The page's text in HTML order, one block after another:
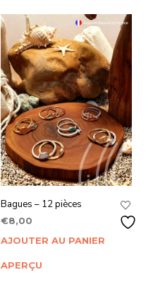
Bagues – 12 pièces
€8,00
AJOUTER AU PANIER
APERÇU